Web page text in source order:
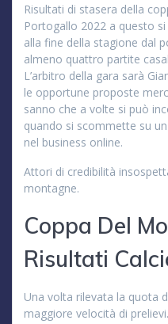
Risultati di stasera della
Portogallo 2022 a questo
alla fine della stagione dal
almeno quattro partite
L’arbitro della gara sarà
le opportune proposte
sanno che a volte si può
quando si scommette su
nel business online.
Attori di credibilità
montagne.
Coppa Del
Risultati
Una volta rilevata la quota
maggiore velocità di prelievi.